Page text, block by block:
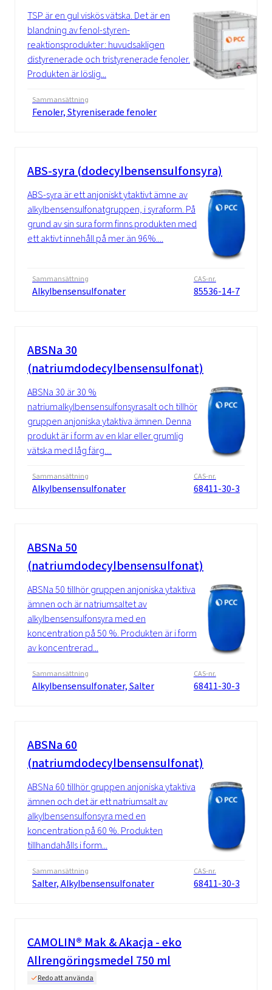
TSP är en gul viskös vätska. Det är en
blandning av fenol-styren-
reaktionsprodukter: huvudsakligen
distyrenerade och tristyrenerade fenoler.
Produkten är löslig...
Sammansättning
Fenoler, Styreniserade fenoler
ABS-syra (dodecylbensensulfonsyra)
ABS-syra är ett anjoniskt ytaktivt ämne av
alkylbensensulfonatgruppen, i syraform. På
grund av sin sura form finns produkten med
ett aktivt innehåll på mer än 96%....
Sammansättning
Alkylbensensulfonater
CAS-nr.
85536-14-7
ABSNa 30
(natriumdodecylbensensulfonat)
ABSNa 30 är 30 %
natriumalkylbensensulfonsyrasalt och tillhör
gruppen anjoniska ytaktiva ämnen. Denna
produkt är i form av en klar eller grumlig
vätska med låg färg....
Sammansättning
Alkylbensensulfonater
CAS-nr.
68411-30-3
ABSNa 50
(natriumdodecylbensensulfonat)
ABSNa 50 tillhör gruppen anjoniska ytaktiva
ämnen och är natriumsaltet av
alkylbensensulfonsyra med en
koncentration på 50 %. Produkten är i form
av koncentrerad...
Sammansättning
Alkylbensensulfonater, Salter
CAS-nr.
68411-30-3
ABSNa 60
(natriumdodecylbensensulfonat)
ABSNa 60 tillhör gruppen anjoniska ytaktiva
ämnen och det är ett natriumsalt av
alkylbensensulfonsyra med en
koncentration på 60 %. Produkten
tillhandahålls i form...
Sammansättning
Salter, Alkylbensensulfonater
CAS-nr.
68411-30-3
CAMOLIN® Mak & Akacja - eko
Allrengöringsmedel 750 ml
Redo att använda